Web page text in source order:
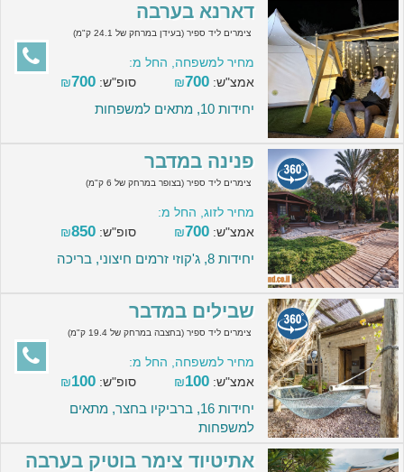
דארנא בערבה
צימרים ליד ספיר (בעידן במרחק של 24.1 ק"מ)
מחיר למשפחה, החל מ:
אמצ"ש:
₪700 סופ"ש: ₪700
יחידות 10, מתאים למשפחות
פנינה במדבר
צימרים ליד ספיר (בצופר במרחק של 6 ק"מ)
מחיר לזוג, החל מ:
אמצ"ש:
₪700 סופ"ש: ₪850
יחידות 8, ג'קוזי זרמים חיצוני, בריכה
שבילים במדבר
צימרים ליד ספיר (בחצבה במרחק של 19.4 ק"מ)
מחיר למשפחה, החל מ:
אמצ"ש:
₪100 סופ"ש: ₪100
יחידות 16, ברביקיו בחצר, מתאים
למשפחות
אתיטיוד צימר בוטיק בערבה